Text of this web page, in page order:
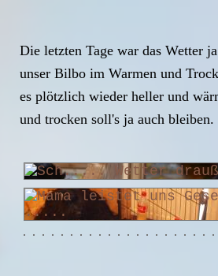
Die letzten Tage war das Wetter
unser Bilbo im Warmen und
es plötzlich wieder heller und
und trocken soll's ja auch